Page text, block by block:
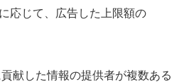
応じて、広告した上限額の
貢献した情報の提供者が複数ある